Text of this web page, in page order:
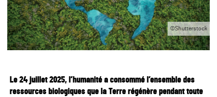
©Shutterstock
Le 24 juillet 2025, l’humanité a consommé l’ensemble des
ressources biologiques que la Terre régénère pendant toute